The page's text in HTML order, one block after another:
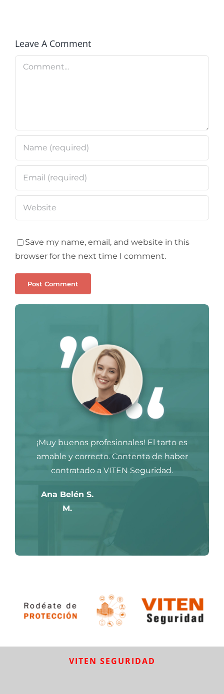
Leave A Comment
Comment
Save my name, email, and website in this
browser for the next time I comment.
¡Muy buenos profesionales! El tarto es
amable y correcto. Contenta de haber
contratado a VITEN Seguridad.
Ana Belén S.
M.
VITEN SEGURIDAD